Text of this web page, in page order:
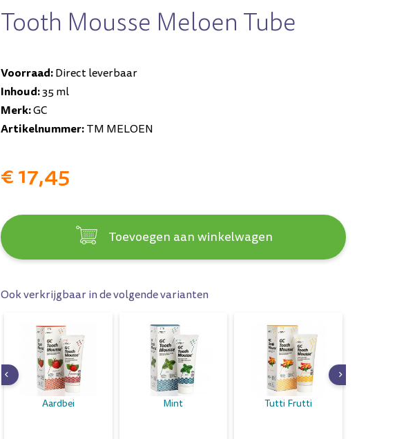
Tooth Mousse Meloen Tube
Voorraad:Direct leverbaar
Inhoud:35 ml
Merk:GC
Artikelnummer:TM MELOEN
€ 17,45
Toevoegen aan winkelwagen
Ook verkrijgbaar in de volgende varianten
Aardbei Mint Tutti Frutti